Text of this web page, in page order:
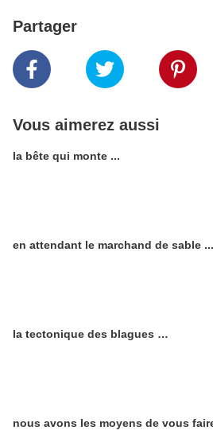
Partager
Vous aimerez aussi
la bête qui monte ...
en attendant le marchand de sable ...
la tectonique des blagues …
nous avons les moyens de vous